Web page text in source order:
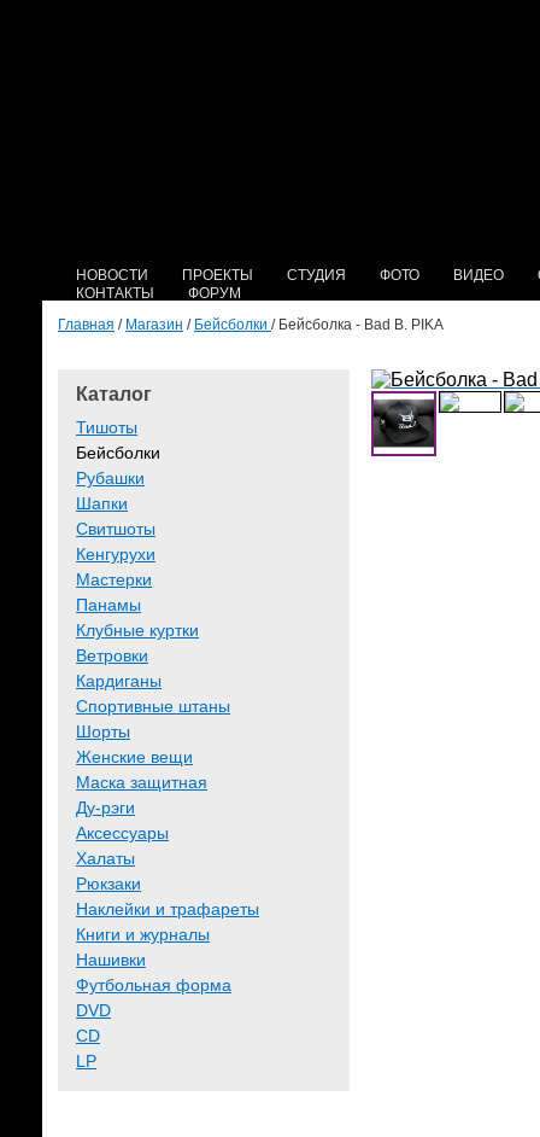
НОВОСТИ ПРОЕКТЫ СТУДИЯ ФОТО ВИДЕО
КОНТАКТЫ
ФОРУМ
Главная / Магазин / Бейсболки / Бейсболка - Bad B. PIKA
Каталог
Тишоты
Бейсболки
Рубашки
Шапки
Свитшоты
Кенгурухи
Мастерки
Панамы
Клубные куртки
Ветровки
Кардиганы
Спортивные штаны
Шорты
Женские вещи
Маска защитная
Ду-рэги
Аксессуары
Халаты
Рюкзаки
Наклейки и трафареты
Книги и журналы
Нашивки
Футбольная форма
DVD
CD
LP